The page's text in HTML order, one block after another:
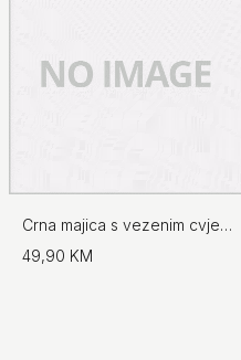
Crna majica s vezenim cvjetnim detaljima
49,90 KM